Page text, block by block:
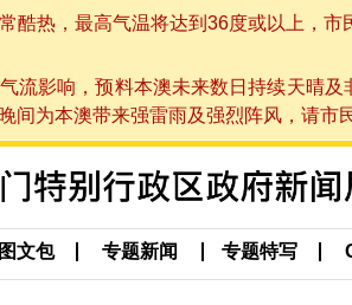
酷热，最高气温将达到36度或以上，
流影响，预料本澳未来数日持续天晴
间为本澳带来强雷雨及强烈阵风，请
图文包 专题新闻 专题特写